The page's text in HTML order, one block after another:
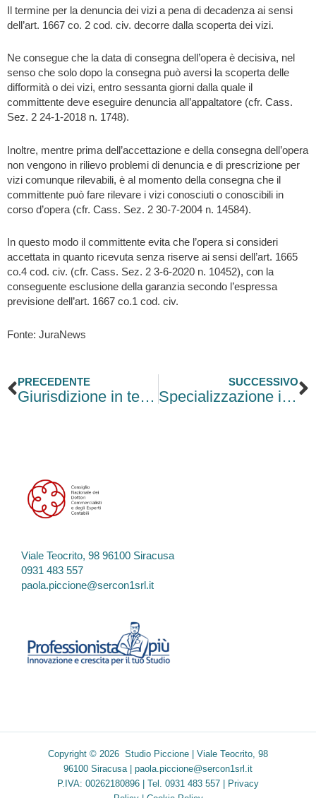
Il termine per la denuncia dei vizi a pena di decadenza ai sensi
dell’art. 1667 co. 2 cod. civ. decorre dalla scoperta dei vizi.
Ne consegue che la data di consegna dell’opera è decisiva, nel
senso che solo dopo la consegna può aversi la scoperta delle
difformità o dei vizi, entro sessanta giorni dalla quale il
committente deve eseguire denuncia all’appaltatore (cfr. Cass.
Sez. 2 24-1-2018 n. 1748).
Inoltre, mentre prima dell’accettazione e della consegna dell’opera
non vengono in rilievo problemi di denuncia e di prescrizione per
vizi comunque rilevabili, è al momento della consegna che il
committente può fare rilevare i vizi conosciuti o conoscibili in
corso d’opera (cfr. Cass. Sez. 2 30-7-2004 n. 14584).
In questo modo il committente evita che l’opera si consideri
accettata in quanto ricevuta senza riserve ai sensi dell’art. 1665
co.4 cod. civ. (cfr. Cass. Sez. 2 3-6-2020 n. 10452), con la
conseguente esclusione della garanzia secondo l’espressa
previsione dell’art. 1667 co.1 cod. civ.
Fonte: JuraNews
Precedente
PRECEDENTE
Giurisdizione in tema di opposizione al provvedimento di sospensione della patente di guida
SUCCESSIVO
Specializzazione intelligente
Viale Teocrito, 98 96100 Siracusa
0931 483 557
paola.piccione@sercon1srl.it
Copyright © 2026 Studio Piccione | Viale Teocrito, 98
96100 Siracusa | paola.piccione@sercon1srl.it
P.IVA: 00262180896 | Tel. 0931 483 557 |
Privacy